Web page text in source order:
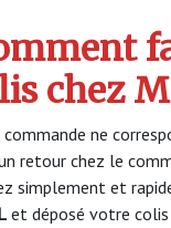
chez
ne
retour chez le
simplement et
et déposé votre colis